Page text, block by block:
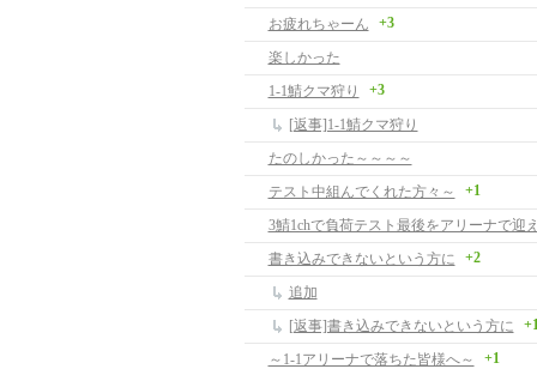
お疲れちゃーん
+3
楽しかった
1-1鯖クマ狩り
+3
[返事]1-1鯖クマ狩り
たのしかった～～～～
テスト中組んでくれた方々～
+1
3鯖1chで負荷テスト最後をアリーナで迎
書き込みできないという方に
+2
追加
[返事]書き込みできないという方に
～1-1アリーナで落ちた皆様へ～ +1